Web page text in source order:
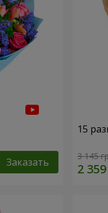
Заказать
15
3 145